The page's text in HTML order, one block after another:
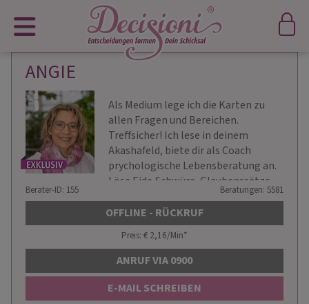
ANGIE
Als Medium lege ich die Karten zu
allen Fragen und Bereichen.
Treffsicher! Ich lese in deinem
Akashafeld, biete dir als Coach
prychologische Lebensberatung an.
Löse Eide,Schwüre, Glaubenssätze
Berater-ID: 155 Beratungen: 5581
OFFLINE - RÜCKRUF
Preis: € 2,16/Min*
ANRUF VIA 0900
E-MAIL SCHREIBEN